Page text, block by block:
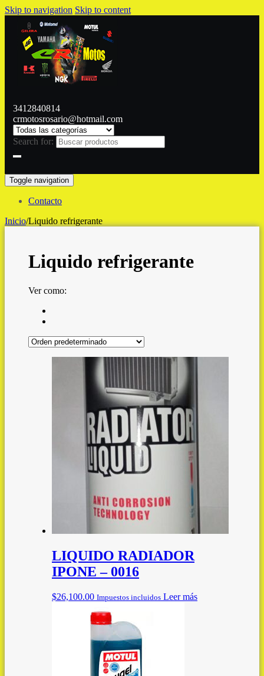
Skip to navigation Skip to content
3412840814
crmotosrosario@hotmail.com
Search for:
Toggle navigation
Contacto
Inicio/Liquido refrigerante
Liquido refrigerante
Ver como:
LIQUIDO RADIADOR
IPONE – 0016
$26,100.00 Impuestos incluidos Leer más